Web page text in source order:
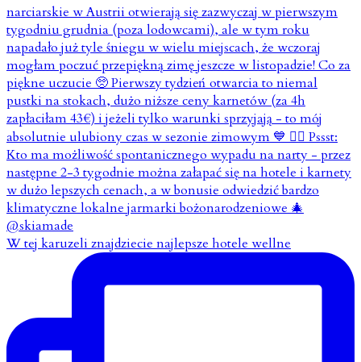
W tej karuzeli znajdziecie najlepsze hotele wellne